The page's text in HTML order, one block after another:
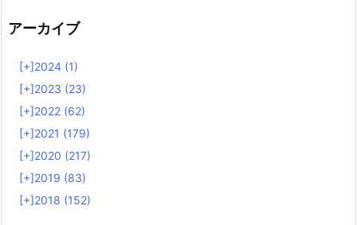
アーカイブ
[+]2024 (1)
[+]2023 (23)
[+]2022 (62)
[+]2021 (179)
[+]2020 (217)
[+]2019 (83)
[+]2018 (152)